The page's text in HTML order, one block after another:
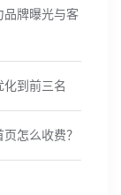
品牌曝光与客
到前三名
怎么收费？